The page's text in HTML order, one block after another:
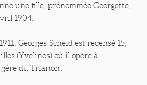
une fille, prénommée Georgette,
1904.
Georges Scheid est recensé 15,
(Yvelines) où il opère à
du Trianon".